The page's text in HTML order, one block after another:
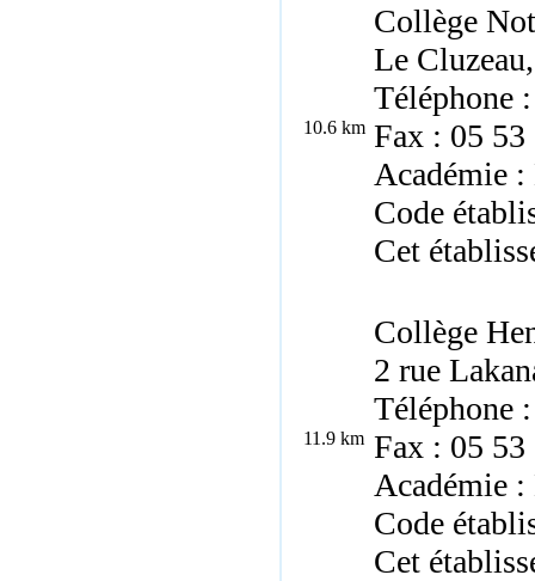
10.6 km
Collège
Le
Téléphone
Fax : 05 53
Académie
Code
Cet
11.9 km
Collège
2 rue
Téléphone
Fax : 05 53
Académie
Code
Cet